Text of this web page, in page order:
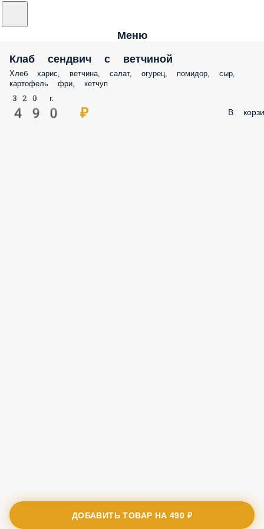
Меню
Клаб сендвич с ветчиной
Хлеб харис, ветчина, салат, огурец, помидор, сыр,
картофель фри, кетчуп
320 г.
490 ₽ В
ДОБАВИТЬ ТОВАР НА490 ₽